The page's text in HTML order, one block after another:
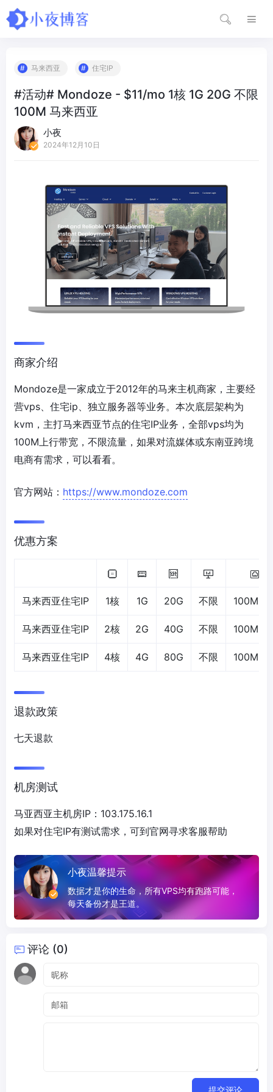
马来西亚 住宅IP
#活动# Mondoze - $11/mo 1核 1G 20G 不限
100M 马来西亚
小夜
2024年12月10日
商家介绍
Mondoze是一家成立于2012年的马来主机商家，主要经
营vps、住宅ip、独立服务器等业务。本次底层架构为
kvm，主打马来西亚节点的住宅IP业务，全部vps均为
100M上行带宽，不限流量，如果对流媒体或东南亚跨境
电商有需求，可以看看。
官方网站： https://www.mondoze.com
优惠方案
马来西亚住宅IP 1核 1G 20G 不限
马来西亚住宅IP 2核 2G 40G 不限
马来西亚住宅IP 4核 4G 80G 不限
退款政策
七天退款
机房测试
马亚西亚主机房IP：103.175.16.1
如果对住宅IP有测试需求，可到官网寻求客服帮助
小夜温馨提示
数据才是你的生命，所有VPS均有跑路可能，
每天备份才是王道。
评论 (0)